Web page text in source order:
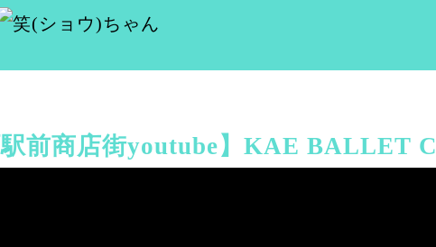
駅前商店街youtube】KAE BALLET